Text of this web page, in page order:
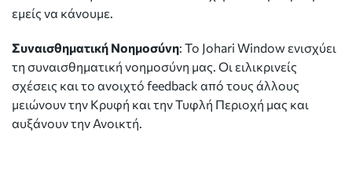
εμείς να κάνουμε.
Συναισθηματική Νοημοσύνη: Το Johari Window ενισχύει
τη συναισθηματική νοημοσύνη μας. Οι ειλικρινείς
σχέσεις και το ανοιχτό feedback από τους άλλους
μειώνουν την Κρυφή και την Τυφλή Περιοχή μας και
αυξάνουν την Ανοικτή.